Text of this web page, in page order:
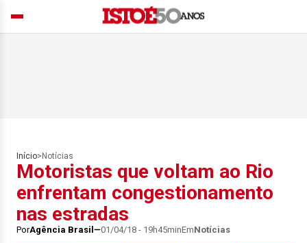
Início> Notícias
Motoristas que voltam ao Rio
enfrentam congestionamento
nas estradas
PorAgência Brasil 01/04/18 - 19h45minEmNotícias